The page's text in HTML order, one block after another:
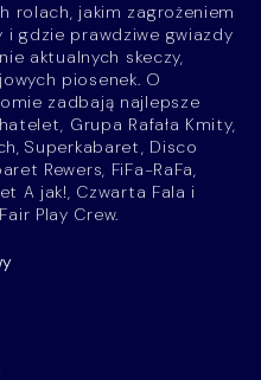
rolach, jakim zagrożeniem
gdzie prawdziwe gwiazdy
aktualnych skeczy,
piosenek. O
zadbają najlepsze
Grupa Rafała Kmity,
Superkabaret, Disco
Rewers, FiFa-RaFa,
A jak!, Czwarta Fala i
Play Crew.